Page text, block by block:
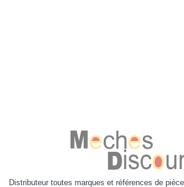
Distributeur toutes marques et références de